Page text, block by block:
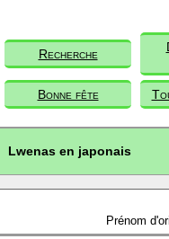
Recherche
Bonne fête
Lwenas en japonais
Prénom